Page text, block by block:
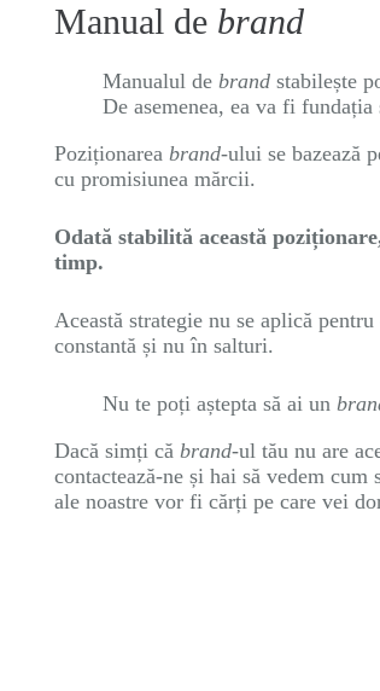
Manual de brand
Manualul de brand stabilește
De asemenea, ea va fi
Poziționarea brand-ului se bazează
cu promisiunea mărcii.
Odată stabilită această
timp.
Această strategie nu se aplică
constantă și nu în salturi.
Nu te poți aștepta să ai un
Dacă simți că brand-ul tău nu are
contactează-ne și hai să vedem
ale noastre vor fi cărți pe care vei